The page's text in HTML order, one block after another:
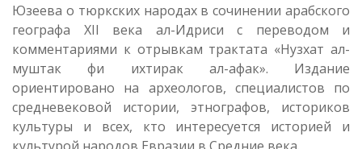
Юзеева о тюркских народах в сочинении арабского
географа XII века ал-Идриси с переводом и
комментариями к отрывкам трактата «Нузхат ал-
муштак фи ихтирак ал-афак». Издание
ориентировано на археологов, специалистов по
средневековой истории, этнографов, историков
культуры и всех, кто интересуется историей и